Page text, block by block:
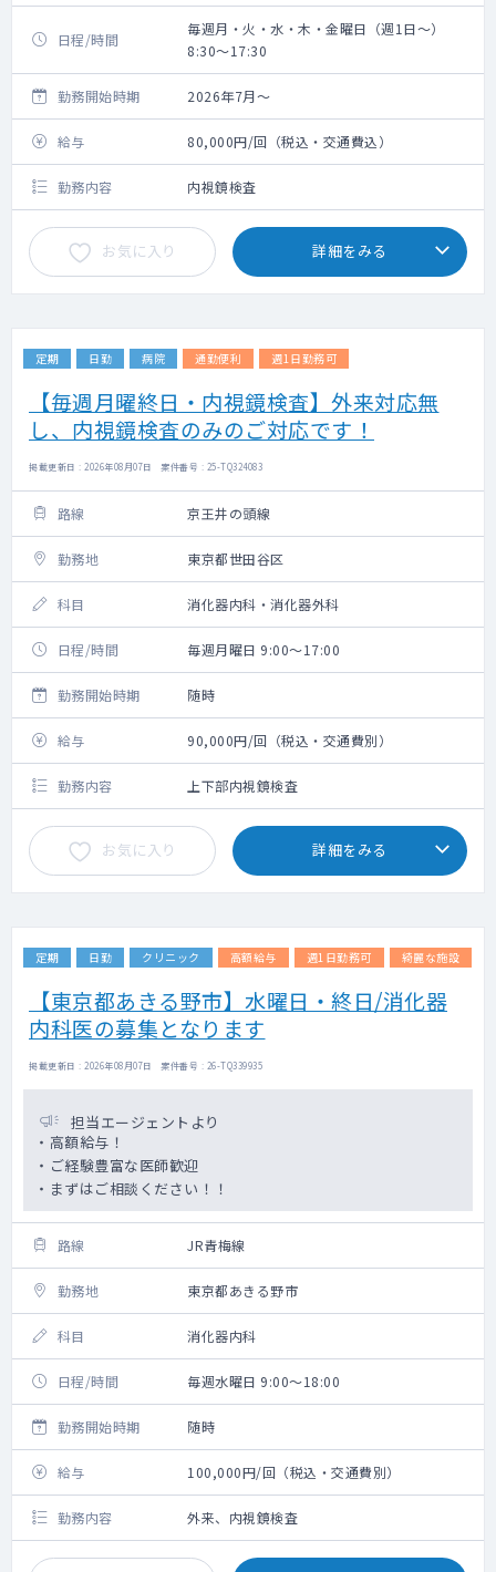
日程/時間
毎週月・火・水・木・金曜日（週1日～）
8:30～17:30
勤務開始時期 2026年7月～
給与 80,000円/回（税込・交通費込）
勤務内容 内視鏡検査
お気に入り 詳細をみる
定期 日勤 病院 通勤便利 週1日勤務可
【毎週月曜終日・内視鏡検査】外来対応無
し、内視鏡検査のみのご対応です！
掲載更新日 : 2026年08月07日 案件番号 : 25-TQ324083
路線 京王井の頭線
勤務地 東京都世田谷区
科目 消化器内科・消化器外科
日程/時間 毎週月曜日 9:00～17:00
勤務開始時期 随時
給与 90,000円/回（税込・交通費別）
勤務内容 上下部内視鏡検査
お気に入り 詳細をみる
定期 日勤 クリニック 高額給与 週1日勤務可 綺麗な施設
【東京都あきる野市】水曜日・終日/消化器
内科医の募集となります
掲載更新日 : 2026年08月07日 案件番号 : 26-TQ339935
担当エージェントより
・高額給与！
・ご経験豊富な医師歓迎
・まずはご相談ください！！
路線 JR青梅線
勤務地 東京都あきる野市
科目 消化器内科
日程/時間 毎週水曜日 9:00～18:00
勤務開始時期 随時
給与 100,000円/回（税込・交通費別）
勤務内容 外来、内視鏡検査